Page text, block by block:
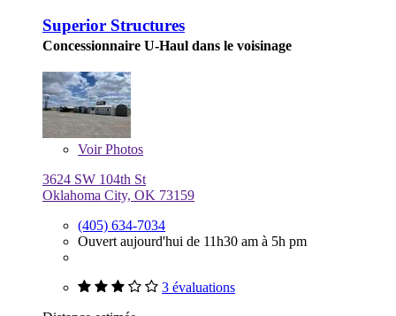
Superior Structures
Concessionnaire U-Haul dans le voisinage
VoirPhotos
3624 SW 104th St
Oklahoma City, OK 73159
(405) 634-7034
Ouvert aujourd'hui de 11h30 am à 5h pm
3 évaluations